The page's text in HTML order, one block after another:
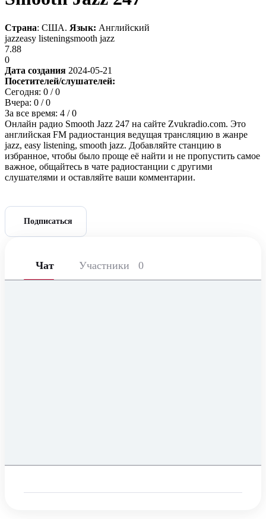
Страна: США. Язык: Английский
jazzeasy listeningsmooth jazz
7.88
0
Дата создания 2024-05-21
Посетителей/слушателей:
Сегодня: 0 / 0
Вчера: 0 / 0
За все время: 4 / 0
Онлайн радио Smooth Jazz 247 на сайте Zvukradio.com. Это
английская FM радиостанция ведущая трансляцию в жанре
jazz, easy listening, smooth jazz. Добавляйте станцию в
избранное, чтобы было проще её найти и не пропустить самое
важное, общайтесь в чате радиостанции с другими
слушателями и оставляйте ваши комментарии.
Подписаться
Чат Участники 0